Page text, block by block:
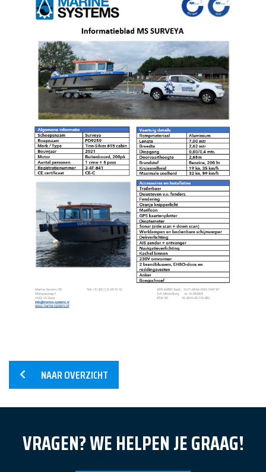
Home
Diensten
Producten
Nieuws
Over Ons
Contact
NAAR OVERZICHT
VRAGEN? WE HELPEN JE GRAAG!